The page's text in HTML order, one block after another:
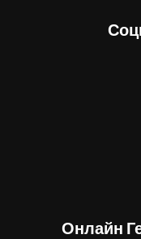
Онлайн